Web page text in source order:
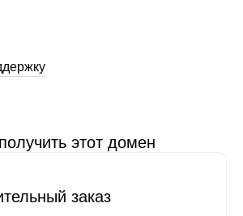
этот домен
заказ